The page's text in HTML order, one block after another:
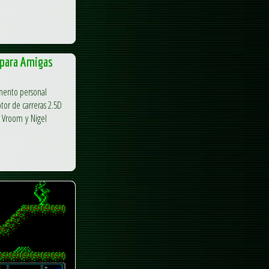
Amigas
personal
de carreras 2.5D
y Nigel